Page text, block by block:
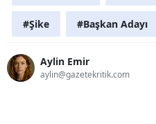
#Şike #Başkan Adayı
Aylin Emir
aylin@gazetekritik.com